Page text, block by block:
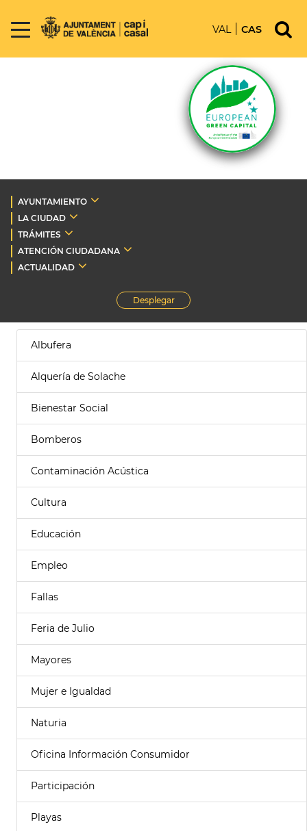
VAL CAS
AYUNTAMIENTO
LA CIUDAD
TRÁMITES
ATENCIÓN CIUDADANA
ACTUALIDAD
Desplegar
Albufera
Alquería de Solache
Bienestar Social
Bomberos
Contaminación Acústica
Cultura
Educación
Empleo
Fallas
Feria de Julio
Mayores
Mujer e Igualdad
Naturia
Oficina Información Consumidor
Participación
Playas